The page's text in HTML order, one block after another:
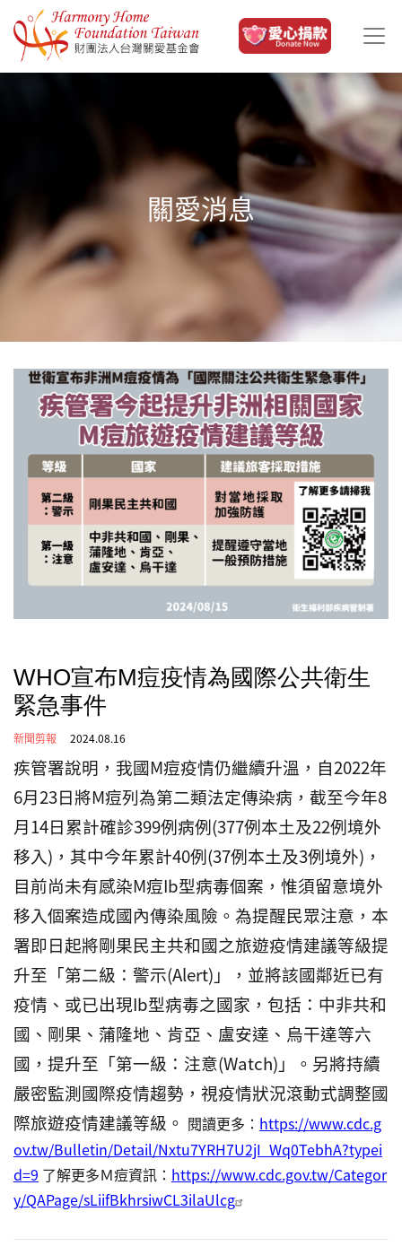
移至主內容
關愛消息
WHO宣布M痘疫情為國際公共衛生
緊急事件
新聞剪報 2024.08.16
疾管署說明，我國M痘疫情仍繼續升溫，自2022年
6月23日將M痘列為第二類法定傳染病，截至今年8
月14日累計確診399例病例(377例本土及22例境外
移入)，其中今年累計40例(37例本土及3例境外)，
目前尚未有感染M痘Ib型病毒個案，惟須留意境外
移入個案造成國內傳染風險。為提醒民眾注意，本
署即日起將剛果民主共和國之旅遊疫情建議等級提
升至「第二級：警示(Alert)」，並將該國鄰近已有
疫情、或已出現Ib型病毒之國家，包括：中非共和
國、剛果、蒲隆地、肯亞、盧安達、烏干達等六
國，提升至「第一級：注意(Watch)」。另將持續
嚴密監測國際疫情趨勢，視疫情狀況滾動式調整國
際旅遊疫情建議等級。 閱讀更多： https://www.cdc.g
ov.tw/Bulletin/Detail/Nxtu7YRH7U2jI_Wq0TebhA?typei
d=9 了解更多Ｍ痘資訊： https://www.cdc.gov.tw/Categor
y/QAPage/sLiifBkhrsiwCL3ilaUlcg